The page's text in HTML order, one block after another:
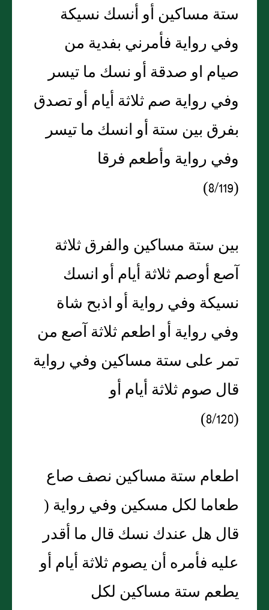
ستة مساكين أو أنسك نسيكة
وفي رواية فأمرني بفدية من
صيام او صدقة أو نسك ما تيسر
وفي رواية صم ثلاثة أيام أو تصدق
بفرق بين ستة أو انسك ما تيسر
وفي رواية وأطعم فرقا
(8/119)
بين ستة مساكين والفرق ثلاثة
آصع أوصم ثلاثة أيام أو انسك
نسيكة وفي رواية أو اذبح شاة
وفي رواية أو اطعم ثلاثة آصع من
تمر على ستة مساكين وفي رواية
قال صوم ثلاثة أيام أو
(8/120)
اطعام ستة مساكين نصف صاع
طعاما لكل مسكين وفي رواية (
قال هل عندك نسك قال ما أقدر
عليه فأمره أن يصوم ثلاثة أيام أو
يطعم ستة مساكين لكل